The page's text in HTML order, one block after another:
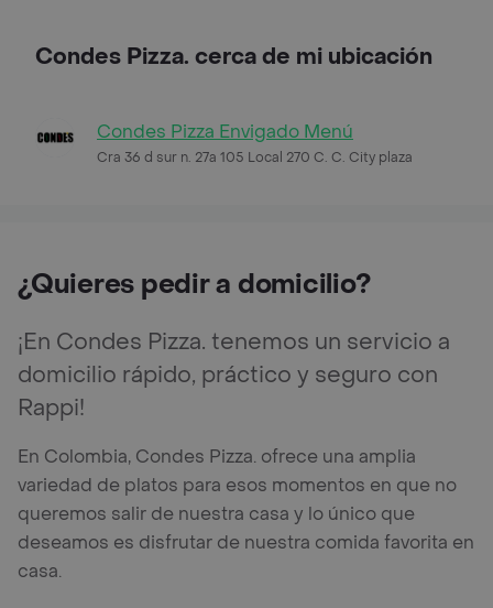
Condes Pizza. cerca de mi ubicación
Condes Pizza Envigado Menú
Cra 36 d sur n. 27a 105 Local 270 C. C. City plaza
¿Quieres pedir a domicilio?
¡En Condes Pizza. tenemos un servicio a
domicilio rápido, práctico y seguro con
Rappi!
En Colombia, Condes Pizza. ofrece una amplia
variedad de platos para esos momentos en que no
queremos salir de nuestra casa y lo único que
deseamos es disfrutar de nuestra comida favorita en
casa.